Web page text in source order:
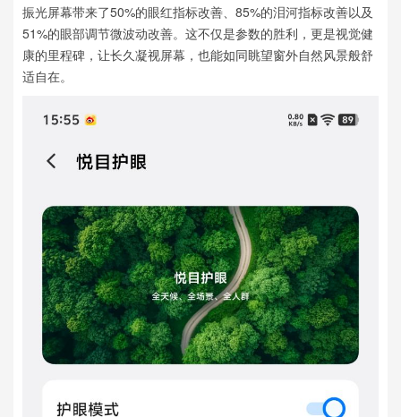
振光屏幕带来了50%的眼红指标改善、85%的泪河指标改善以及
51%的眼部调节微波动改善。这不仅是参数的胜利，更是视觉健
康的里程碑，让长久凝视屏幕，也能如同眺望窗外自然风景般舒
适自在。